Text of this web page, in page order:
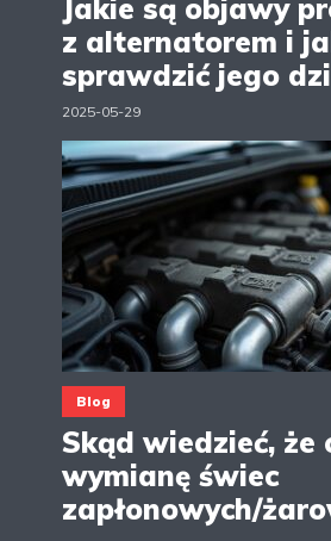
Jakie są objawy
z alternatorem i
sprawdzić jego
2025-05-29
Blog
Skąd wiedzieć, że
wymianę świec
zapłonowych/